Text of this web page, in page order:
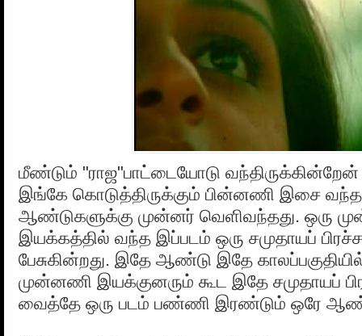
மீண்டும் "ராஜ"பாட்டையோடு வந்திருக்கின்றேன்
இங்கே கொடுத்திருக்கும் பின்னணி இசை வந்த
ஆண்டுகளுக்கு முன்னர் வெளிவந்தது. ஒரு
இயக்கத்தில் வந்த இப்படம் ஒரு சமுதாயப்
பேசுகின்றது. இதே ஆண்டு இதே
முன்னணி இயக்குனரும் கூட இதே சமுதாயப்
வைத்தே ஒரு படம் பண்ணி இரண்டும் ஒரே